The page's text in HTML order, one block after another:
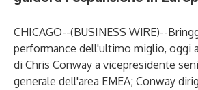
CHICAGO--(BUSINESS WIRE)--
performance dell'ultimo miglio, oggi
di Chris Conway a vicepresidente
generale dell'area EMEA; Conway